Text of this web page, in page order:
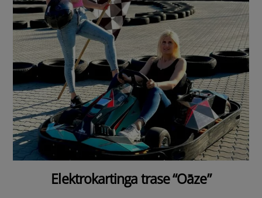
Elektrokartinga trase “Oāze”